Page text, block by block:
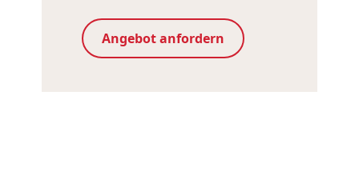
Angebot anfordern